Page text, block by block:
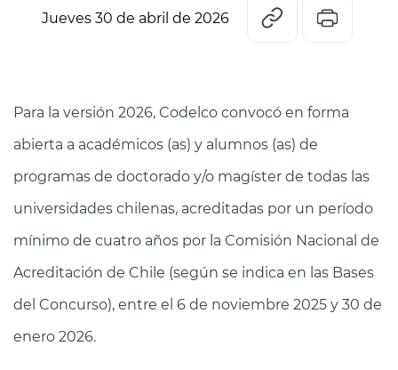
Piensa Minería
Sistema Ideas
Jueves 30 de abril de 2026
Para la versión 2026, Codelco convocó en forma
abierta a académicos (as) y alumnos (as) de
programas de doctorado y/o magíster de todas las
universidades chilenas, acreditadas por un período
mínimo de cuatro años por la Comisión Nacional de
Acreditación de Chile (según se indica en las Bases
del Concurso), entre el 6 de noviembre 2025 y 30 de
enero 2026.